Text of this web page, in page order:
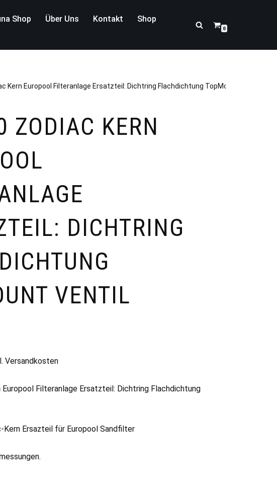
Shop Über Uns Kontakt
Shop
0
Kern Europool Filteranlage Ersatzteil: Dichtring Flachdichtung TopMount Ventil
ZODIAC KERN
DICHTRING
VENTIL
Versandkosten
Europool Filteranlage Ersatzteil: Dichtring Flachdichtung
Kern Ersazteil für Europool Sandfilter